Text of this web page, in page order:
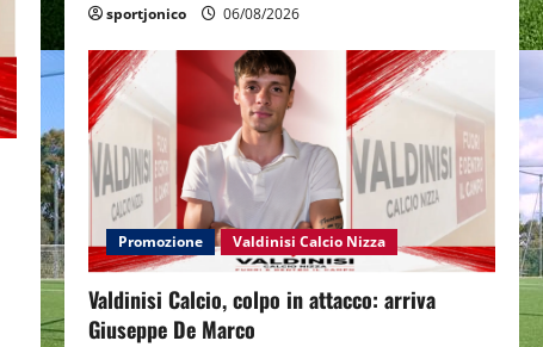
sportjonico 06/08/2026
Promozione Valdinisi Calcio Nizza
Valdinisi Calcio, colpo in attacco: arriva
Giuseppe De Marco